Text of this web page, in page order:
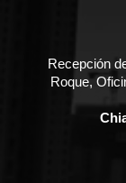
Recepción
Roque,